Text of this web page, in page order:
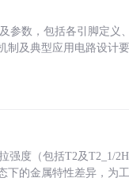
参数，包括各引脚定
制及典型应用电路设计
强度（包括T2及T2_1/
的金属特性差异，为工